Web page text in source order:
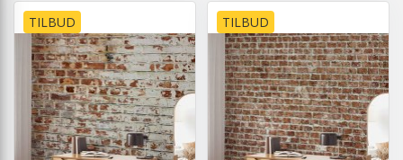
TILBUD TILBUD